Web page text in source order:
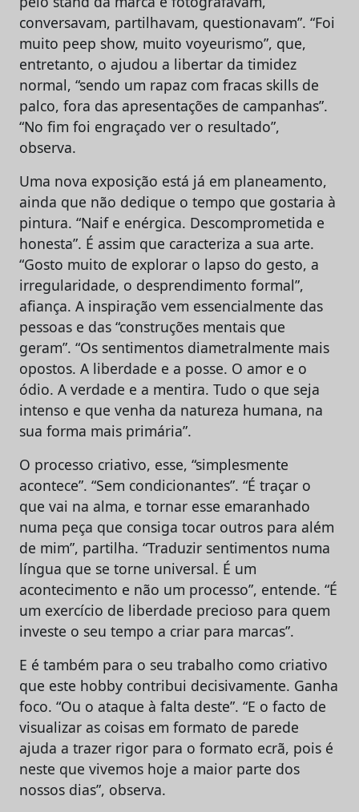
conversavam, partilhavam, questionavam”. “Foi
muito peep show, muito voyeurismo”, que,
entretanto, o ajudou a libertar da timidez
normal, “sendo um rapaz com fracas skills de
palco, fora das apresentações de campanhas”.
“No fim foi engraçado ver o resultado”,
observa.
Uma nova exposição está já em planeamento,
ainda que não dedique o tempo que gostaria à
pintura. “Naif e enérgica. Descomprometida e
honesta”. É assim que caracteriza a sua arte.
“Gosto muito de explorar o lapso do gesto, a
irregularidade, o desprendimento formal”,
afiança. A inspiração vem essencialmente das
pessoas e das “construções mentais que
geram”. “Os sentimentos diametralmente mais
opostos. A liberdade e a posse. O amor e o
ódio. A verdade e a mentira. Tudo o que seja
intenso e que venha da natureza humana, na
sua forma mais primária”.
O processo criativo, esse, “simplesmente
acontece”. “Sem condicionantes”. “É traçar o
que vai na alma, e tornar esse emaranhado
numa peça que consiga tocar outros para além
de mim”, partilha. “Traduzir sentimentos numa
língua que se torne universal. É um
acontecimento e não um processo”, entende. “É
um exercício de liberdade precioso para quem
investe o seu tempo a criar para marcas”.
E é também para o seu trabalho como criativo
que este hobby contribui decisivamente. Ganha
foco. “Ou o ataque à falta deste”. “E o facto de
visualizar as coisas em formato de parede
ajuda a trazer rigor para o formato ecrã, pois é
neste que vivemos hoje a maior parte dos
nossos dias”, observa.